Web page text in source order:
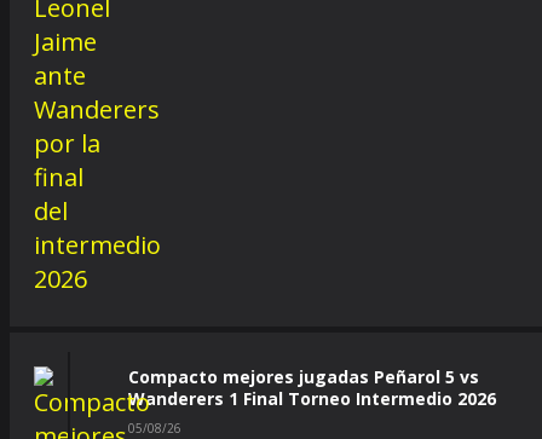
Compacto mejores jugadas Peñarol 5 vs
Wanderers 1 Final Torneo Intermedio 2026
05/08/26